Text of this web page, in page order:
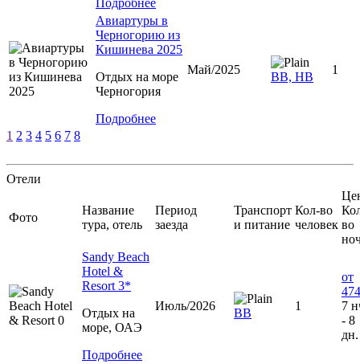
Авиартуры в
Черногорию из
Кишинева 2025
Отдых на море
Черногория
Подробнее
Май/2025
ВВ, НВ
1
1 2 3 4 5 6 7 8
Отели
Фото
Название
тура, отель
Период
заезда
Транспорт
и питание
Кол-во
человек во
Sandy Beach
Hotel &
Resort 3*
Отдых на
море, ОАЭ
Подробнее
Июль/2026
ВВ
1
от
7
- 8
дн.